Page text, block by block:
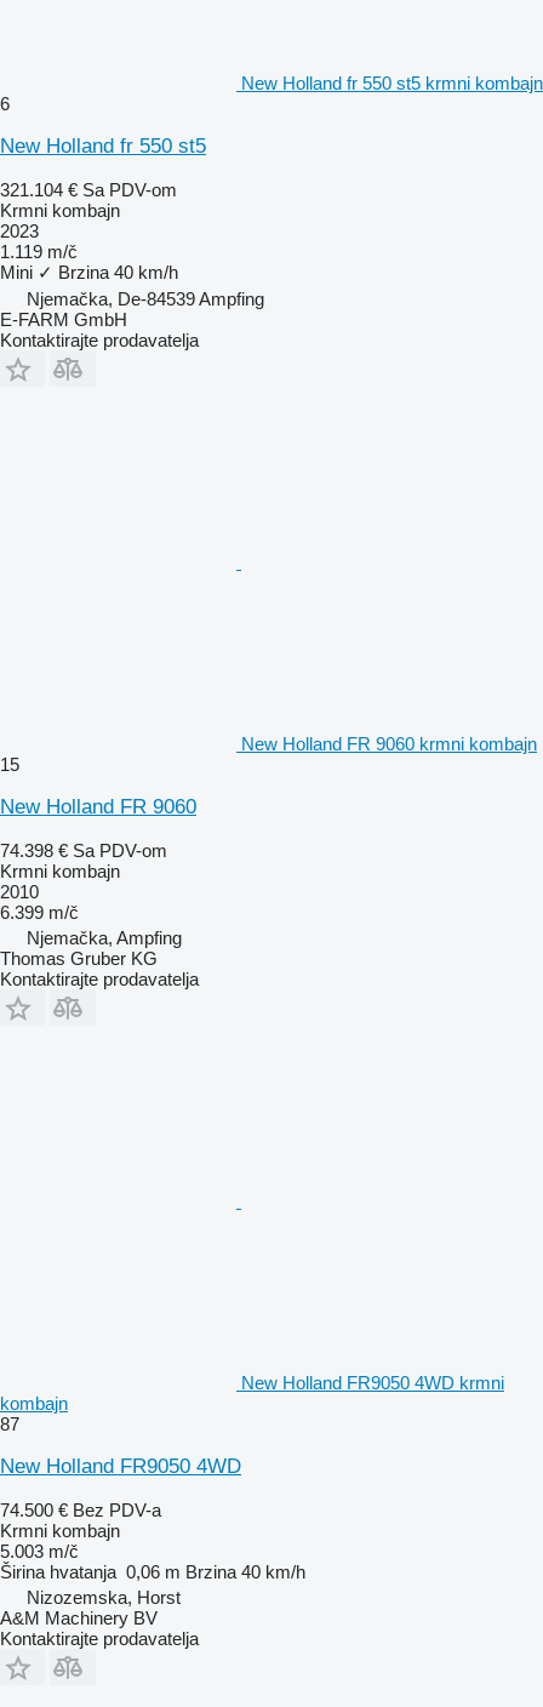
New Holland fr 550 st5 krmni kombajn
6
New Holland fr 550 st5
321.104 € Sa PDV-om
Krmni kombajn
2023
1.119 m/č
Mini ✓ Brzina 40 km/h
Njemačka, De-84539 Ampfing
E-FARM GmbH
Kontaktirajte prodavatelja
New Holland FR 9060 krmni kombajn
15
New Holland FR 9060
74.398 € Sa PDV-om
Krmni kombajn
2010
6.399 m/č
Njemačka, Ampfing
Thomas Gruber KG
Kontaktirajte prodavatelja
New Holland FR9050 4WD krmni
kombajn
87
New Holland FR9050 4WD
74.500 € Bez PDV-a
Krmni kombajn
5.003 m/č
Širina hvatanja 0,06 m Brzina 40 km/h
Nizozemska, Horst
A&M Machinery BV
Kontaktirajte prodavatelja